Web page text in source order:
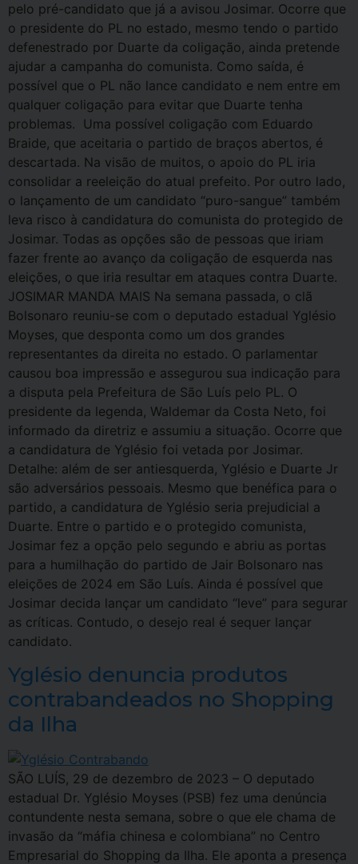
pelo pré-candidato que já a avisou Josimar. Ocorre que
o presidente do PL no estado, mesmo tendo o partido
defenestrado por Duarte da coligação, ainda pretende
ajudar a campanha do comunista. Como saída, é
possível que o PL não lance candidato e nem entre em
qualquer coligação para evitar que Duarte tenha
problemas. Uma possível coligação com Eduardo
Braide, que aceitaria o partido de braços abertos, é
descartada. Na visão de muitos, o apoio do PL iria
consolidar a reeleição do atual prefeito. Por outro lado,
o lançamento de um candidato “puro-sangue” também
leva risco à candidatura do comunista do protegido de
Josimar. Todas as opções são de pessoas que iriam
fazer frente ao avanço da coligação de esquerda nas
eleições, o que iria resultar em ataques contra Duarte.
JOSIMAR MANDA MAIS Na semana passada, o clã
Bolsonaro reuniu-se com o deputado estadual Yglésio
Moyses, que desponta como um dos grandes
representantes da direita no estado. O parlamentar
causou boa impressão e assegurou sua indicação para
a disputa pela Prefeitura de São Luís pelo PL. O
presidente da legenda, Waldemar da Costa Neto, foi
informado da diretriz e assumiu a situação. Ocorre que
a candidatura de Yglésio foi vetada por Josimar.
Detalhe: além de ser antiesquerda, Yglésio e Duarte Jr
são adversários pessoais. Mesmo que benéfica para o
partido, a candidatura de Yglésio seria prejudicial a
Duarte. Entre o partido e o protegido comunista,
Josimar fez a opção pelo segundo e abriu as portas
para a humilhação do partido de Jair Bolsonaro nas
eleições de 2024 em São Luís. Ainda é possível que
Josimar decida lançar um candidato “leve” para segurar
as críticas. Contudo, o desejo real é sequer lançar
candidato.
Yglésio denuncia produtos
contrabandeados no Shopping
da Ilha
SÃO LUÍS, 29 de dezembro de 2023 – O deputado
estadual Dr. Yglésio Moyses (PSB) fez uma denúncia
contundente nesta semana, sobre o que ele chama de
invasão da “máfia chinesa e colombiana” no Centro
Empresarial do Shopping da Ilha. Ele aponta a presença